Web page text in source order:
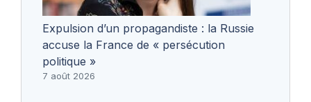
Expulsion d’un propagandiste : la Russie
accuse la France de « persécution
politique »
7 août 2026